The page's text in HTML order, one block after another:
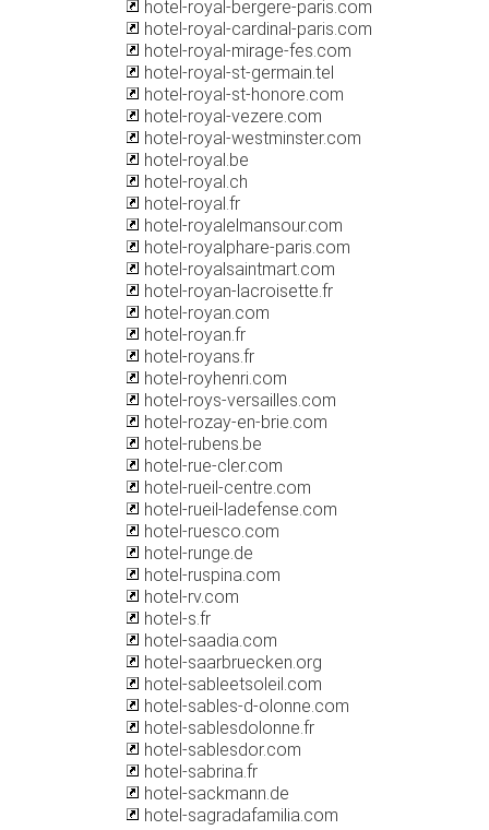
hotel-royal-bergere-paris.com
hotel-royal-cardinal-paris.com
hotel-royal-mirage-fes.com
hotel-royal-st-germain.tel
hotel-royal-st-honore.com
hotel-royal-vezere.com
hotel-royal-westminster.com
hotel-royal.be
hotel-royal.ch
hotel-royal.fr
hotel-royalelmansour.com
hotel-royalphare-paris.com
hotel-royalsaintmart.com
hotel-royan-lacroisette.fr
hotel-royan.com
hotel-royan.fr
hotel-royans.fr
hotel-royhenri.com
hotel-roys-versailles.com
hotel-rozay-en-brie.com
hotel-rubens.be
hotel-rue-cler.com
hotel-rueil-centre.com
hotel-rueil-ladefense.com
hotel-ruesco.com
hotel-runge.de
hotel-ruspina.com
hotel-rv.com
hotel-s.fr
hotel-saadia.com
hotel-saarbruecken.org
hotel-sableetsoleil.com
hotel-sables-d-olonne.com
hotel-sablesdolonne.fr
hotel-sablesdor.com
hotel-sabrina.fr
hotel-sackmann.de
hotel-sagradafamilia.com